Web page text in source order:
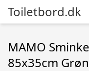
Toiletbord.dk
MAMO
85x35cm Grøn